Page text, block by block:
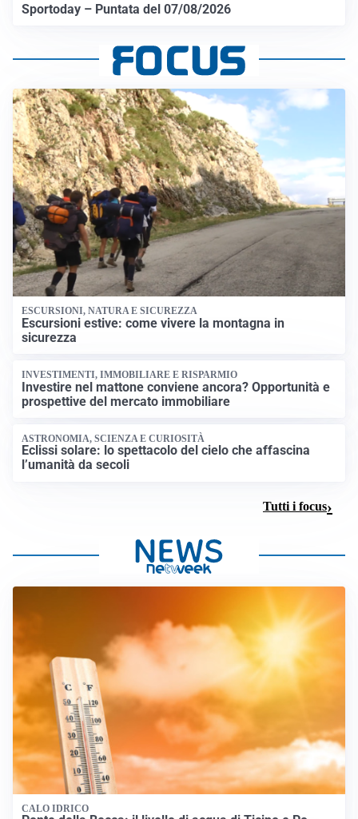
Sportoday – Puntata del 07/08/2026
ESCURSIONI, NATURA E SICUREZZA
Escursioni estive: come vivere la montagna in
sicurezza
INVESTIMENTI, IMMOBILIARE E RISPARMIO
Investire nel mattone conviene ancora? Opportunità e
prospettive del mercato immobiliare
ASTRONOMIA, SCIENZA E CURIOSITÀ
Eclissi solare: lo spettacolo del cielo che affascina
l’umanità da secoli
Tutti i focus
CALO IDRICO